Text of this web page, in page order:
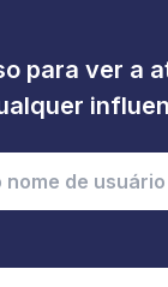
para ver a